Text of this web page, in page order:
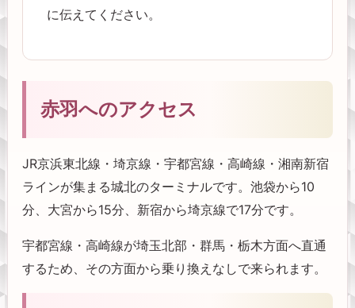
に伝えてください。
赤羽へのアクセス
JR京浜東北線・埼京線・宇都宮線・高崎線・湘南新宿
ラインが集まる城北のターミナルです。池袋から10
分、大宮から15分、新宿から埼京線で17分です。
宇都宮線・高崎線が埼玉北部・群馬・栃木方面へ直通
するため、その方面から乗り換えなしで来られます。